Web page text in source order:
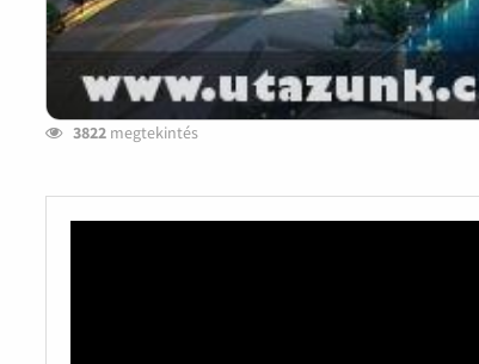
3822 megtekintés